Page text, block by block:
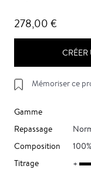
278,00 €
CRÉER
Mémoriser ce
Gamme
Repassage
Composition
Titrage